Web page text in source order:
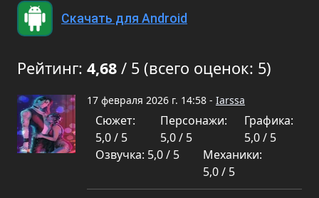
Скачать для Android
Рейтинг: 4,68 / 5 (всего оценок: 5)
17 февраля 2026 г. 14:58 - Iarssa
Сюжет:
5,0 / 5
Персонажи:
5,0 / 5
Графика:
5,0 / 5
Озвучка: 5,0 / 5
Механики:
5,0 / 5